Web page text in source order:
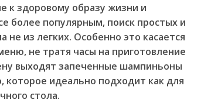
к здоровому образу жизни и
более популярным, поиск простых и
из легких. Особенно это касается
не тратя часы на приготовление
выходят запеченные шампиньоны
идеально подходит как для
стола.